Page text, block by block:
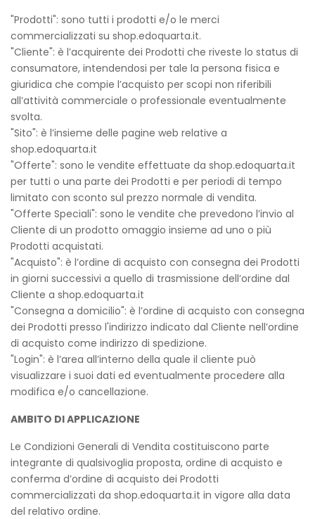
"Prodotti": sono tutti i prodotti e/o le merci
commercializzati su shop.edoquarta.it.
"Cliente": è l’acquirente dei Prodotti che riveste lo status di
consumatore, intendendosi per tale la persona fisica e
giuridica che compie l’acquisto per scopi non riferibili
all’attività commerciale o professionale eventualmente
svolta.
"Sito": è l’insieme delle pagine web relative a
shop.edoquarta.it
"Offerte": sono le vendite effettuate da shop.edoquarta.it
per tutti o una parte dei Prodotti e per periodi di tempo
limitato con sconto sul prezzo normale di vendita.
"Offerte Speciali": sono le vendite che prevedono l’invio al
Cliente di un prodotto omaggio insieme ad uno o più
Prodotti acquistati.
"Acquisto": è l’ordine di acquisto con consegna dei Prodotti
in giorni successivi a quello di trasmissione dell’ordine dal
Cliente a shop.edoquarta.it
"Consegna a domicilio": è l’ordine di acquisto con consegna
dei Prodotti presso l'indirizzo indicato dal Cliente nell’ordine
di acquisto come indirizzo di spedizione.
"Login": è l’area all’interno della quale il cliente può
visualizzare i suoi dati ed eventualmente procedere alla
modifica e/o cancellazione.
AMBITO DI APPLICAZIONE
Le Condizioni Generali di Vendita costituiscono parte
integrante di qualsivoglia proposta, ordine di acquisto e
conferma d’ordine di acquisto dei Prodotti
commercializzati da shop.edoquarta.it in vigore alla data
del relativo ordine.